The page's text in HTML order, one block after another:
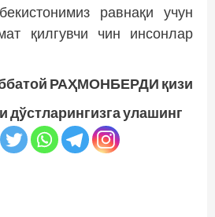
равнақи учун
қилгувчи чин инсонлар
РАҲМОНБЕРДИ қизи
дўстларингизга улашинг